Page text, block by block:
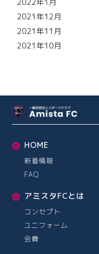
2021年12月
2021年11月
2021年10月
HOME
新着情報
FAQ
アミスタFCとは
コンセプト
ユニフォーム
会費